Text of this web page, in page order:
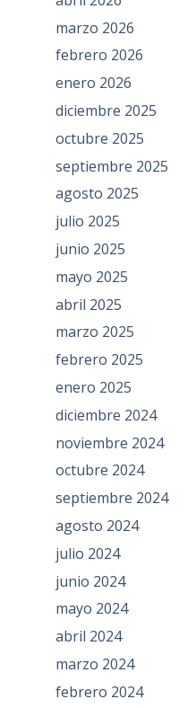
marzo 2026
febrero 2026
enero 2026
diciembre 2025
octubre 2025
septiembre 2025
agosto 2025
julio 2025
junio 2025
mayo 2025
abril 2025
marzo 2025
febrero 2025
enero 2025
diciembre 2024
noviembre 2024
octubre 2024
septiembre 2024
agosto 2024
julio 2024
junio 2024
mayo 2024
abril 2024
marzo 2024
febrero 2024